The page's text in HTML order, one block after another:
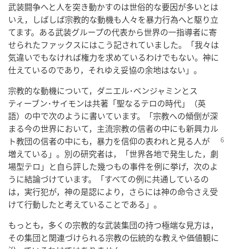
武装闘争へと人を突き動かすのは世俗的な要因が多いとは
いえ，しばしば宗教的な動機も人々を暴力行為へと駆り立
てます。ある武装グループの代表から世界の一指導者に寄
せられたファックスにはこう記されていました。「我々は
気違いでもなければ権力を求めているわけでもない。神に
仕えているのであり，それゆえ妥協の余地はない」。
宗教的な動機について，ダニエル･ベンジャミンとス
ティーブン･サイモンは共著「聖なるテロの時代」（英
語）の中で次のように書いています。「宗教への傾倒が深
まる今の世界において，主流宗教の信者の中にも新興カル
ト教団の信者の中にも，暴力を信仰の表われと見る人が
増えている」。別の研究者は，「世界各地で発生した，劇
場型テロ」と自ら評した幾つもの事件を例に挙げ，次のよ
うに結論づけています。「すべての例に共通しているの
は，実行犯が，神の是認により，さらには神の命令さえ受
けて行動したと考えていることである」。
もっとも，多くの宗教的な武装集団の持つ極端な見方は，
その集団と関連づけられる宗教の伝統的な教えや価値観に